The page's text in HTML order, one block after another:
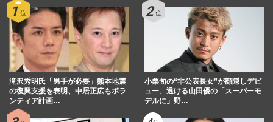
元フリーアナの僧侶・高橋美清さん「死ぬ
ことしか考えられず…」ストーカー被害、
誹謗中傷で修行の道を決意
週刊女性2026年4月7日・14日号
TKO木下隆行、タイ移住早々に“僧侶コス
プレ”の違法行為で批判殺到、現地在住芸
人からも怒りの声
週刊女性PRIME 2025/9/18
滝沢秀明氏「男手が必要」熊本地震
の復興支援を表明、中居正広もボラ
ンティア計画…
小栗旬の“非公表長女”が顔隠しデビ
ュー、透ける山田優の「スーパーモ
デルに」野…